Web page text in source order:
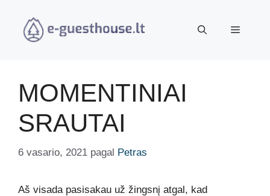
turinio
Meniu
MOMENTINIAI
SRAUTAI
6 vasario, 2021 pagal Petras
Aš visada pasisakau už žingsnį atgal, kad